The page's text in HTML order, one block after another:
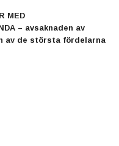
MED
– avsaknaden av
av de största fördelarna